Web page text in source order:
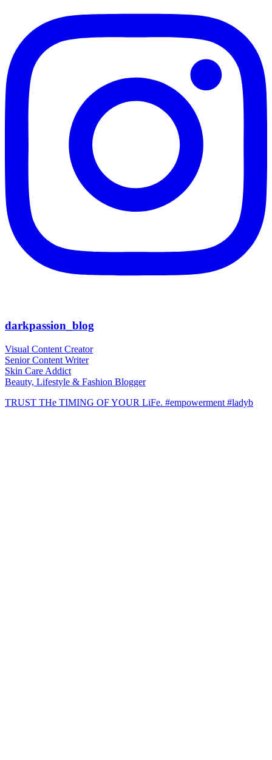
darkpassion_blog
Visual Content Creator
Senior Content Writer
Skin Care Addict
Beauty, Lifestyle & Fashion Blogger
TRUST THe TIMING OF YOUR LiFe. #empowerment #ladyb